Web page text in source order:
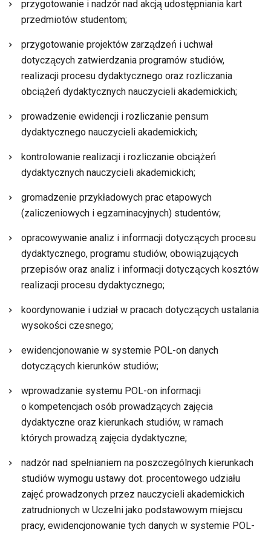
przygotowanie i nadzór nad akcją udostępniania kart
przedmiotów studentom;
przygotowanie projektów zarządzeń i uchwał
dotyczących zatwierdzania programów studiów,
realizacji procesu dydaktycznego oraz rozliczania
obciążeń dydaktycznych nauczycieli akademickich;
prowadzenie ewidencji i rozliczanie pensum
dydaktycznego nauczycieli akademickich;
kontrolowanie realizacji i rozliczanie obciążeń
dydaktycznych nauczycieli akademickich;
gromadzenie przykładowych prac etapowych
(zaliczeniowych i egzaminacyjnych) studentów;
opracowywanie analiz i informacji dotyczących procesu
dydaktycznego, programu studiów, obowiązujących
przepisów oraz analiz i informacji dotyczących kosztów
realizacji procesu dydaktycznego;
koordynowanie i udział w pracach dotyczących ustalania
wysokości czesnego;
ewidencjonowanie w systemie POL-on danych
dotyczących kierunków studiów;
wprowadzanie systemu POL-on informacji
o kompetencjach osób prowadzących zajęcia
dydaktyczne oraz kierunkach studiów, w ramach
których prowadzą zajęcia dydaktyczne;
nadzór nad spełnianiem na poszczególnych kierunkach
studiów wymogu ustawy dot. procentowego udziału
zajęć prowadzonych przez nauczycieli akademickich
zatrudnionych w Uczelni jako podstawowym miejscu
pracy, ewidencjonowanie tych danych w systemie POL-